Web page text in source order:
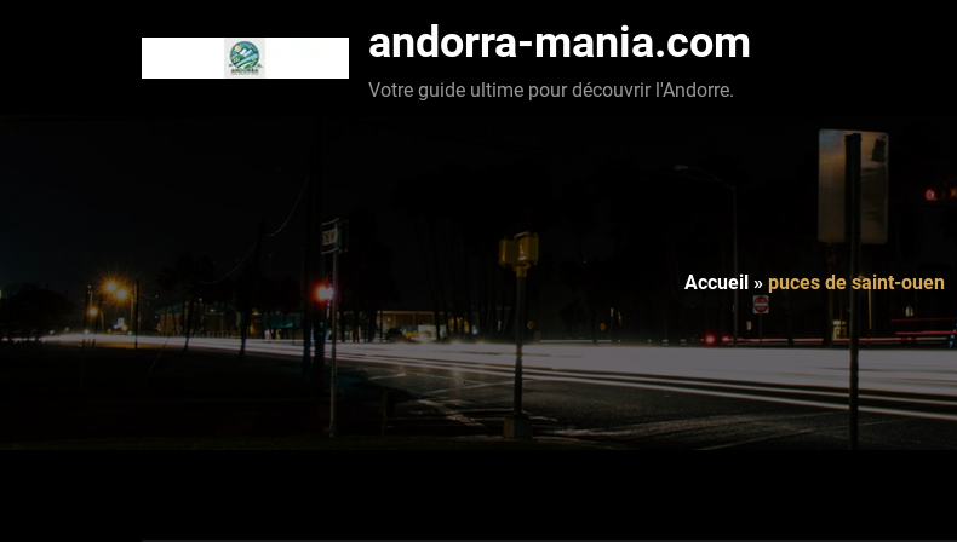
andorra-mania.com
Votre guide ultime pour découvrir l'Andorre.
Accueil» puces de saint-ouen